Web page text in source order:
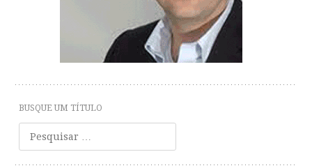
BUSQUE UM TÍTULO
Pesquisar